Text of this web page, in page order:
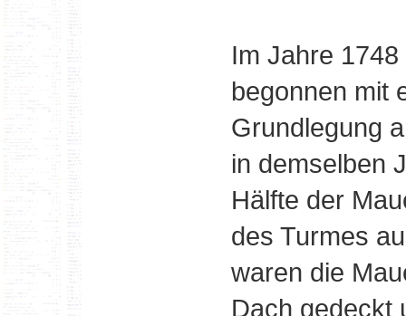
Im Jahre
begonnen mit
Grundlegung
in demselben
Hälfte der
des Turmes
waren die
Dach gedeckt